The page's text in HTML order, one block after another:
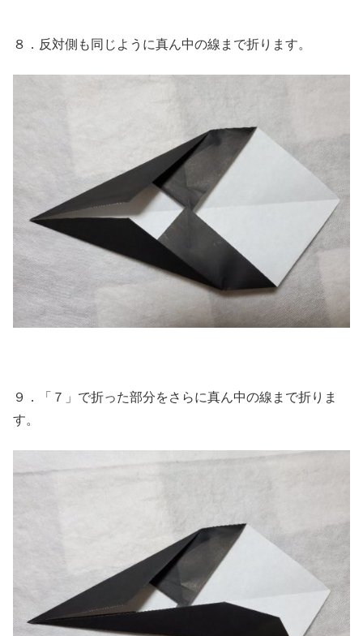
８．反対側も同じように真ん中の線まで折ります。
９．「７」で折った部分をさらに真ん中の線まで折りま
す。